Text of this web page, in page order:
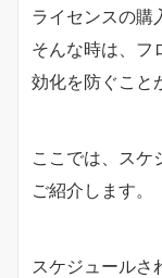
ライセンスの購
そんな時は、フ
効化を防ぐこと
ここでは、スケ
ご紹介します。
スケジュールさ